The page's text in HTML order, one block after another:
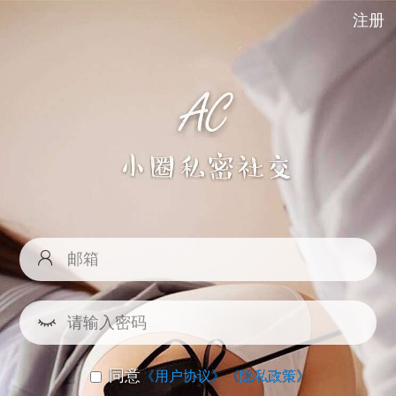
注册
同意《用户协议》《隐私政策》